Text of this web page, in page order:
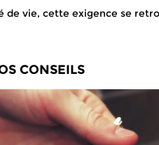
de vie, cette exigence se
CONSEILS